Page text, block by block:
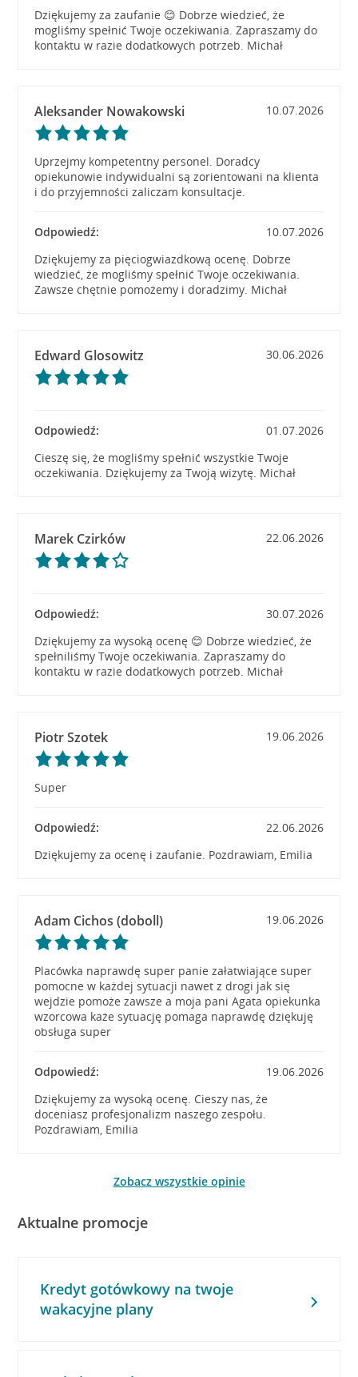
Dziękujemy za zaufanie 😊 Dobrze wiedzieć, że
mogliśmy spełnić Twoje oczekiwania. Zapraszamy do
kontaktu w razie dodatkowych potrzeb. Michał
Aleksander Nowakowski 10.07.2026
Uprzejmy kompetentny personel. Doradcy
opiekunowie indywidualni są zorientowani na klienta
i do przyjemności zaliczam konsultacje.
Odpowiedź:
10.07.2026
Dziękujemy za pięciogwiazdkową ocenę. Dobrze
wiedzieć, że mogliśmy spełnić Twoje oczekiwania.
Zawsze chętnie pomożemy i doradzimy. Michał
Edward Glosowitz 30.06.2026
Odpowiedź:
01.07.2026
Cieszę się, że mogliśmy spełnić wszystkie Twoje
oczekiwania. Dziękujemy za Twoją wizytę. Michał
Marek Czirków 22.06.2026
Odpowiedź:
30.07.2026
Dziękujemy za wysoką ocenę 😊 Dobrze wiedzieć, że
spełniliśmy Twoje oczekiwania. Zapraszamy do
kontaktu w razie dodatkowych potrzeb. Michał
Piotr Szotek 19.06.2026
Super
Odpowiedź:
22.06.2026
Dziękujemy za ocenę i zaufanie. Pozdrawiam, Emilia
Adam Cichos (doboll) 19.06.2026
Placówka naprawdę super panie załatwiające super
pomocne w każdej sytuacji nawet z drogi jak się
wejdzie pomoże zawsze a moja pani Agata opiekunka
wzorcowa każe sytuację pomaga naprawdę dziękuję
obsługa super
Odpowiedź:
19.06.2026
Dziękujemy za wysoką ocenę. Cieszy nas, że
doceniasz profesjonalizm naszego zespołu.
Pozdrawiam, Emilia
Zobacz wszystkie opinie
Aktualne promocje
Kredyt gotówkowy na twoje
wakacyjne plany